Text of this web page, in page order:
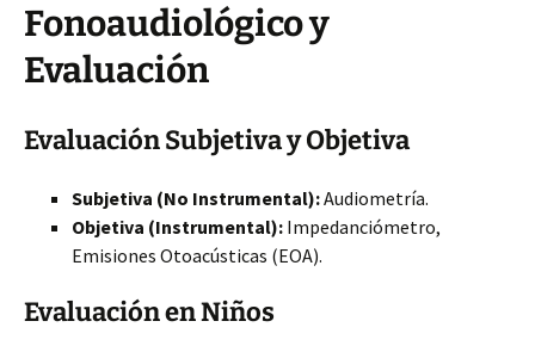
Fonoaudiológico y
Evaluación
Evaluación Subjetiva y Objetiva
Subjetiva (No Instrumental):Audiometría.
Objetiva (Instrumental): Impedanciómetro,
Emisiones Otoacústicas (EOA).
Evaluación en Niños